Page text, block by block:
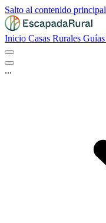
Salto al contenido principal
Inicio Casas Rurales Guías
...